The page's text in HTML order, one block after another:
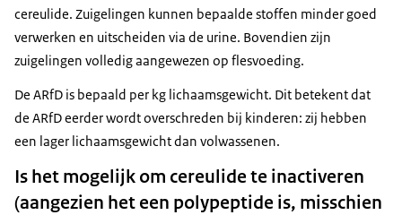
cereulide. Zuigelingen kunnen bepaalde stoffen minder goed
verwerken en uitscheiden via de urine. Bovendien zijn
zuigelingen volledig aangewezen op flesvoeding.
De ARfD is bepaald per kg lichaamsgewicht. Dit betekent dat
de ARfD eerder wordt overschreden bij kinderen: zij hebben
een lager lichaamsgewicht dan volwassenen.
Is het mogelijk om cereulide te inactiveren
(aangezien het een polypeptide is, misschien